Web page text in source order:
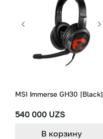
540 000 UZS
MSI Immerse GH30 [Black}
В корзину